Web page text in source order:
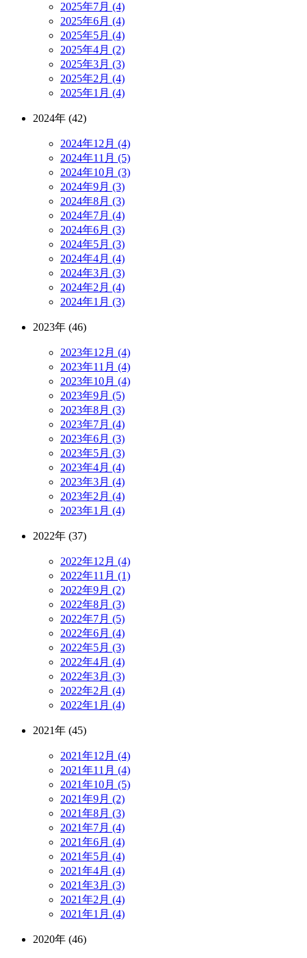
2025年7月 (4)
2025年6月 (4)
2025年5月 (4)
2025年4月 (2)
2025年3月 (3)
2025年2月 (4)
2025年1月 (4)
2024年 (42)
2024年12月 (4)
2024年11月 (5)
2024年10月 (3)
2024年9月 (3)
2024年8月 (3)
2024年7月 (4)
2024年6月 (3)
2024年5月 (3)
2024年4月 (4)
2024年3月 (3)
2024年2月 (4)
2024年1月 (3)
2023年 (46)
2023年12月 (4)
2023年11月 (4)
2023年10月 (4)
2023年9月 (5)
2023年8月 (3)
2023年7月 (4)
2023年6月 (3)
2023年5月 (3)
2023年4月 (4)
2023年3月 (4)
2023年2月 (4)
2023年1月 (4)
2022年 (37)
2022年12月 (4)
2022年11月 (1)
2022年9月 (2)
2022年8月 (3)
2022年7月 (5)
2022年6月 (4)
2022年5月 (3)
2022年4月 (4)
2022年3月 (3)
2022年2月 (4)
2022年1月 (4)
2021年 (45)
2021年12月 (4)
2021年11月 (4)
2021年10月 (5)
2021年9月 (2)
2021年8月 (3)
2021年7月 (4)
2021年6月 (4)
2021年5月 (4)
2021年4月 (4)
2021年3月 (3)
2021年2月 (4)
2021年1月 (4)
2020年 (46)